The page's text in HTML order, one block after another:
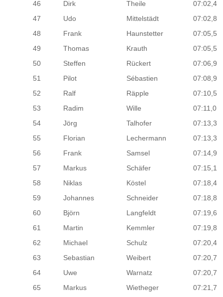
46
Dirk Theile
07:02,4
47
Udo Mittelstädt
07:02,8
48
Frank Haunstetter
07:05,5
49
Thomas Krauth
07:05,5
50
Steffen Rückert
07:06,9
51
Pilot Sébastien
07:08,9
52
Ralf Räpple
07:10,5
53
Radim Wille
07:11,0
54
Jörg Talhofer
07:13,3
55
Florian Lechermann
07:13,3
56
Frank Samsel
07:14,9
57
Markus Schäfer
07:15,1
58
Niklas Köstel
07:18,4
59
Johannes Schneider
07:18,8
60
Björn Langfeldt
07:19,6
61
Martin Kemmler
07:19,8
62
Michael Schulz
07:20,4
63
Sebastian Weibert
07:20,7
64
Uwe Warnatz
07:20,7
65
Markus Wietheger
07:21,7